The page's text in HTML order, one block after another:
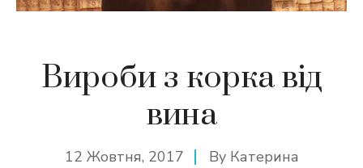
Вироби з корка від
вина
12 Жовтня, 2017 By Катерина